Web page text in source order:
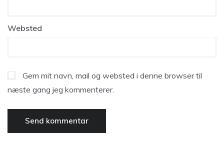
Websted
Gem mit navn, mail og websted i denne browser til
næste gang jeg kommenterer.